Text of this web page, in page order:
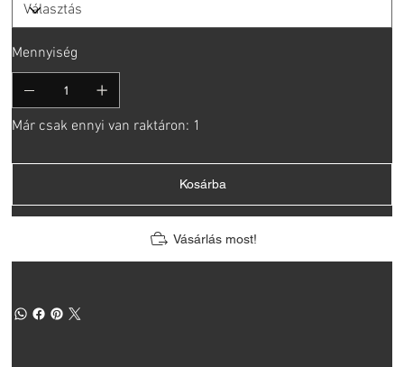
Mennyiség
Már csak ennyi van raktáron: 1
Kosárba
Vásárlás most!